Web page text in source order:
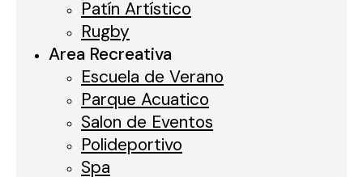
Patín Artístico
Rugby
Area Recreativa
Escuela de Verano
Parque Acuatico
Salon de Eventos
Polideportivo
Spa
Noticias
Pirulo en el Aire!4 agosto, 2026
Scouting Camp: XPR Football & All American
julio, 2026
River Plate (Primera Femenina)